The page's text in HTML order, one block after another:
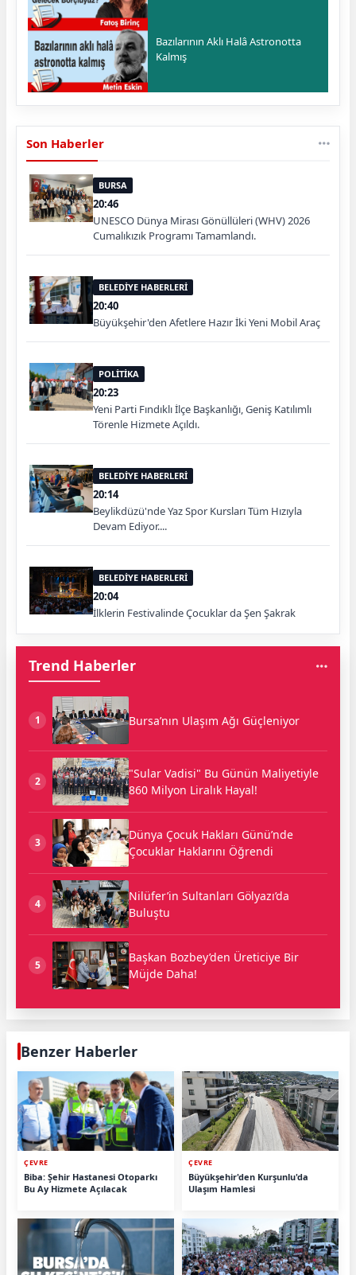
Bazılarının Aklı Halâ Astronotta
Kalmış
Son Haberler
BURSA
20:46
UNESCO Dünya Mirası Gönüllüleri (WHV) 2026
Cumalıkızık Programı Tamamlandı.
BELEDİYE HABERLERİ
20:40
Büyükşehir'den Afetlere Hazır İki Yeni Mobil Araç
POLİTİKA
20:23
Yeni Parti Fındıklı İlçe Başkanlığı, Geniş Katılımlı
Törenle Hizmete Açıldı.
BELEDİYE HABERLERİ
20:14
Beylikdüzü'nde Yaz Spor Kursları Tüm Hızıyla
Devam Ediyor....
BELEDİYE HABERLERİ
20:04
İlklerin Festivalinde Çocuklar da Şen Şakrak
Trend Haberler
1 Bursa’nın Ulaşım Ağı Güçleniyor
2
"Sular Vadisi" Bu Günün Maliyetiyle
860 Milyon Liralık Hayal!
3
Dünya Çocuk Hakları Günü’nde
Çocuklar Haklarını Öğrendi
4
Nilüfer’in Sultanları Gölyazı’da
Buluştu
5
Başkan Bozbey’den Üreticiye Bir
Müjde Daha!
Benzer Haberler
ÇEVRE
Biba: Şehir Hastanesi Otoparkı
Bu Ay Hizmete Açılacak
ÇEVRE
Büyükşehir'den Kurşunlu'da
Ulaşım Hamlesi